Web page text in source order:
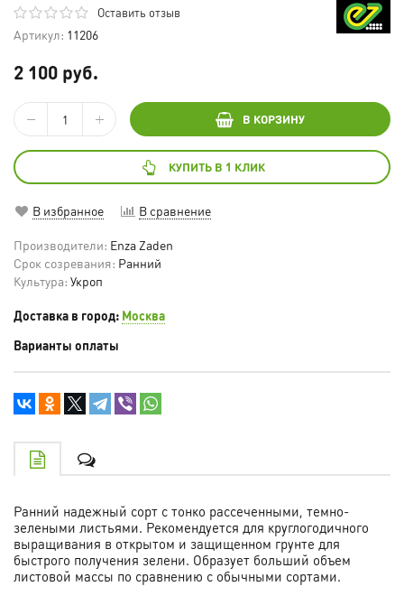
Оставить отзыв
Артикул: 11206
2 100 руб.
В КОРЗИНУ
КУПИТЬ В 1 КЛИК
В избранное В сравнение
Производители: Enza Zaden
Срок созревания: Ранний
Культура: Укроп
Доставка в город: Москва
Варианты оплаты
Ранний надежный сорт с тонко рассеченными, темно-
зелеными листьями. Рекомендуется для круглогодичного
выращивания в открытом и защищенном грунте для
быстрого получения зелени. Образует больший объем
листовой массы по сравнению с обычными сортами.